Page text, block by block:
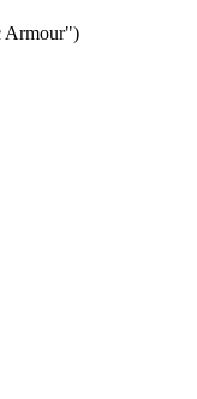
Armour")